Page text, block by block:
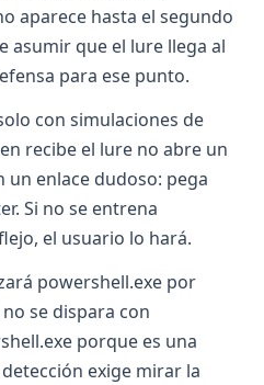
aparece hasta el segundo
asumir que el lure llega al
para ese punto.
con simulaciones de
recibe el lure no abre un
un enlace dudoso: pega
Si no se entrena
el usuario lo hará.
powershell.exe por
se dispara con
porque es una
exige mirar la